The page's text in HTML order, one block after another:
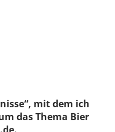
mit dem ich
das Thema Bier